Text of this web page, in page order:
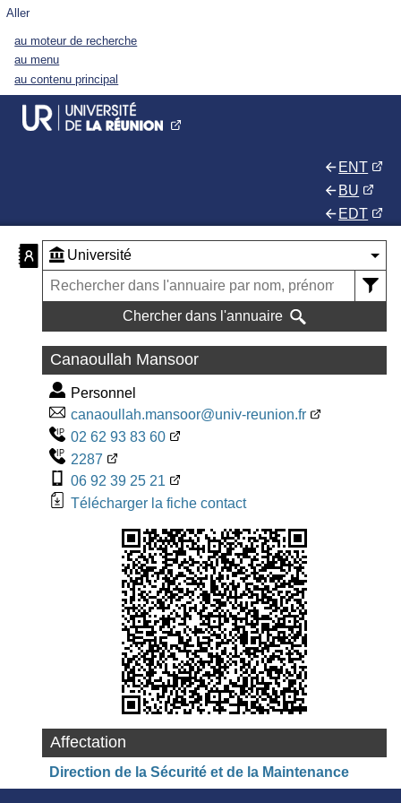
Aller
au moteur de recherche
au menu
au contenu principal
ENT
BU
EDT
Chercher dans l'annuaire
Canaoullah Mansoor
Personnel
canaoullah.mansoor@univ-reunion.fr
02 62 93 83 60
2287
06 92 39 25 21
Télécharger la fiche contact
Affectation
Direction de la Sécurité et de la Maintenance